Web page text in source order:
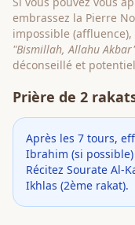
embrassez la Pierre
impossible
"Bismillah, Allahu
déconseillé et
Prière de 2
Après les 7 tours,
Ibrahim (si
Récitez Sourate Al-
Ikhlas (2ème rakat).